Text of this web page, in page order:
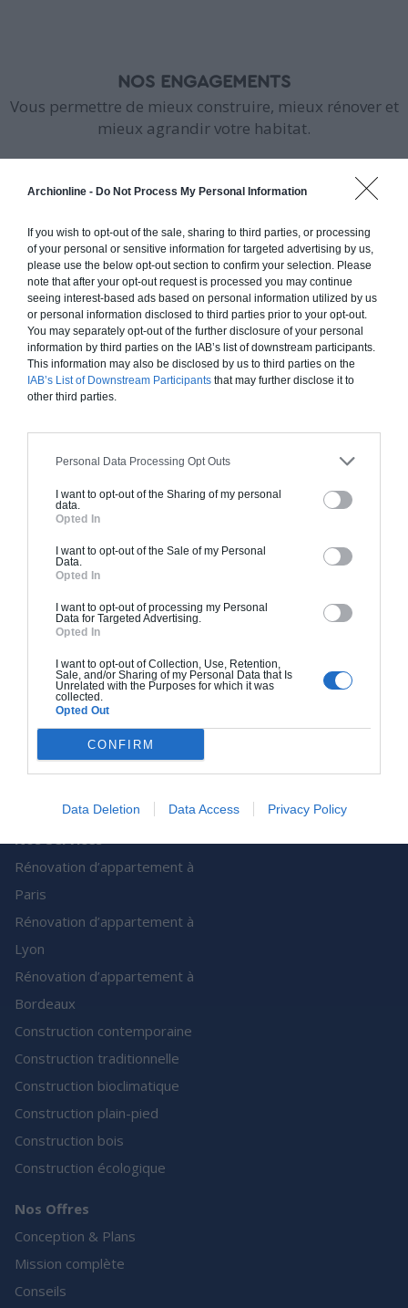
Archionline - Do Not Process My Personal Information
If you wish to opt-out of the sale, sharing to third parties, or processing
of your personal or sensitive information for targeted advertising by us,
please use the below opt-out section to confirm your selection. Please
note that after your opt-out request is processed you may continue
seeing interest-based ads based on personal information utilized by us
or personal information disclosed to third parties prior to your opt-out.
You may separately opt-out of the further disclosure of your personal
information by third parties on the IAB’s list of downstream participants.
This information may also be disclosed by us to third parties on the
IAB’s List of Downstream Participants that may further disclose it to
other third parties.
Personal Data Processing Opt Outs
I want to opt-out of the Sharing of my personal
data.
Opted In
I want to opt-out of the Sale of my Personal
Data.
Opted In
I want to opt-out of processing my Personal
Data for Targeted Advertising.
Opted In
I want to opt-out of Collection, Use, Retention,
Sale, and/or Sharing of my Personal Data that Is
Unrelated with the Purposes for which it was
collected.
Opted Out
CONFIRM
Data Deletion Data Access Privacy Policy
NOS ENGAGEMENTS
Vous permettre de mieux construire, mieux rénover et
mieux agrandir votre habitat.
PRÊT À DÉMARRER VOTRE PROJET
Programmez vite une analyse gratuite
Faites les bons choix techniques et conceptuels, dès le
départ, trouvez les meilleurs architectes et artisans
au bon prix pour vos besoins et obtenez une
estimation rapide du budget et des délais de
Obtenir un Devis Rapidement
A propos
Comment ça marche ?
Qui sommes-nous ?
Pourquoi nous faire
confiance ?
Contact
Presse
Archionline est une société
de Batiweb Group
Nos Services
Rénovation d’appartement à
Paris
Rénovation d’appartement à
Lyon
Rénovation d’appartement à
Bordeaux
Construction contemporaine
Construction traditionnelle
Construction bioclimatique
Construction plain-pied
Construction bois
Construction écologique
Nos Offres
Conception & Plans
Mission complète
Conseils